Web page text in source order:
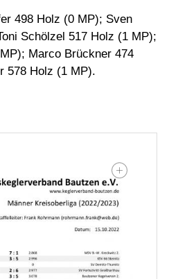
498 Holz (0 MP); Sven
Schölzel 517 Holz (1 MP);
Marco Brückner 474
578 Holz (1 MP).